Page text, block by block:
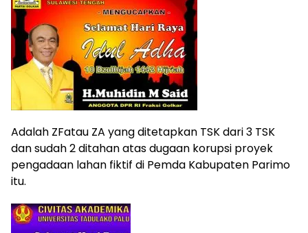
Adalah ZFatau ZA yang ditetapkan TSK dari 3 TSK
dan sudah 2 ditahan atas dugaan korupsi proyek
pengadaan lahan fiktif di Pemda Kabupaten Parimo
itu.